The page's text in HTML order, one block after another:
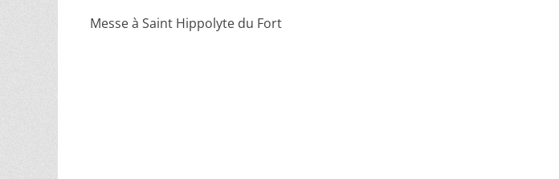
Messe à Saint Hippolyte du Fort